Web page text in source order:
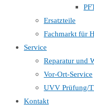
Ersatzteile
Fachmarkt für
Service
Reparatur und
Vor-Ort-Service
UVV Prüfung/
Kontakt